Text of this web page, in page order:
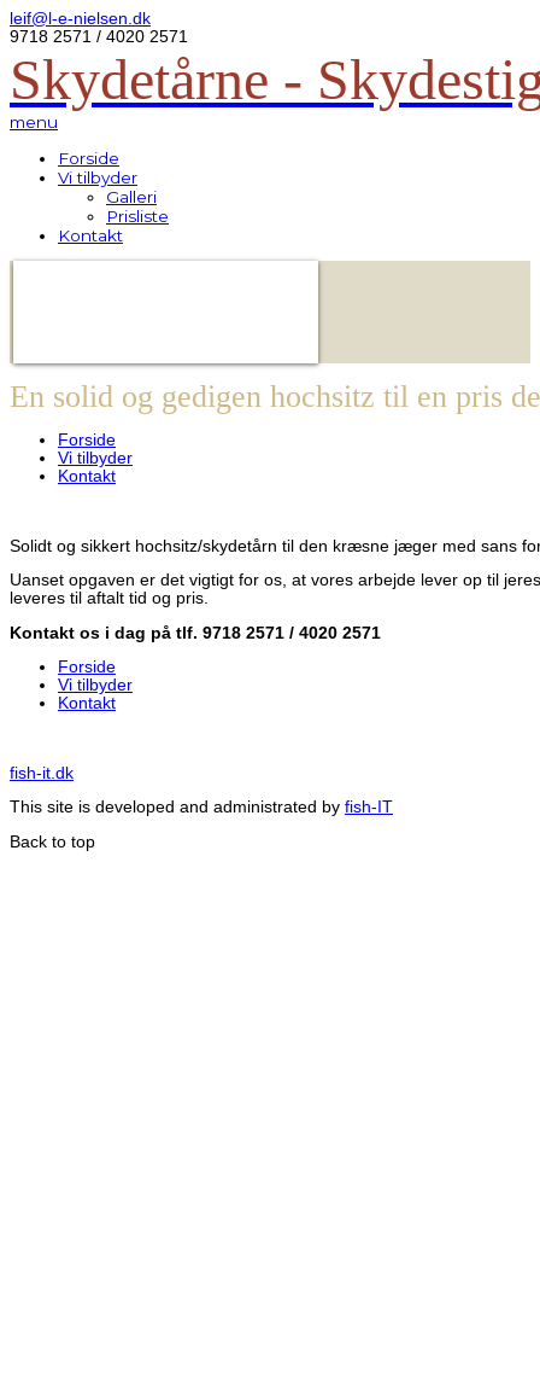
leif@l-e-nielsen.dk
9718 2571 / 4020 2571
Skydetårne -
menu
Forside
Vi tilbyder
Galleri
Prisliste
Kontakt
En solid og gedigen hochsitz til en pris
Forside
Vi tilbyder
Kontakt
Solidt og sikkert hochsitz/skydetårn til den kræsne jæger med sans
Uanset opgaven er det vigtigt for os, at vores arbejde lever op til
leveres til aftalt tid og pris.
Kontakt os i dag på tlf. 9718 2571 / 4020 2571
Forside
Vi tilbyder
Kontakt
fish-it.dk
This site is developed and administrated by fish-IT
Back to top